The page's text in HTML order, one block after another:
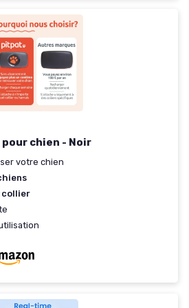
pour chien - Noir
votre chien
collier